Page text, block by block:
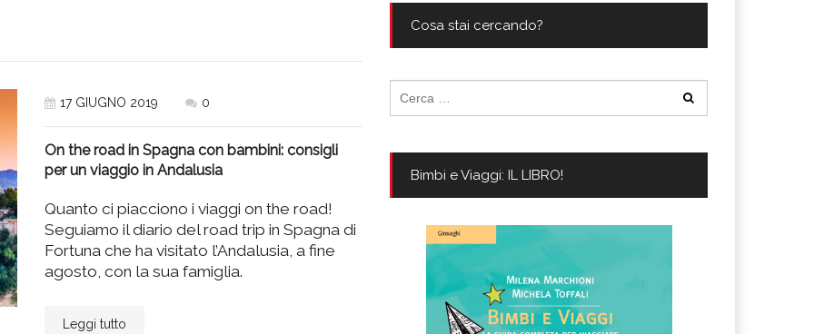
17 GIUGNO 2019 0
On the road in Spagna con bambini: consigli
per un viaggio in Andalusia
Quanto ci piacciono i viaggi on the road!
Seguiamo il diario del road trip in Spagna di
Fortuna che ha visitato l’Andalusia, a fine
agosto, con la sua famiglia.
Leggi tutto
Cosa stai cercando?
per:
Bimbi e Viaggi: IL LIBRO!